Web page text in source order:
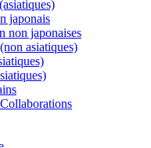
japonais
non japonaises
asiatiques)